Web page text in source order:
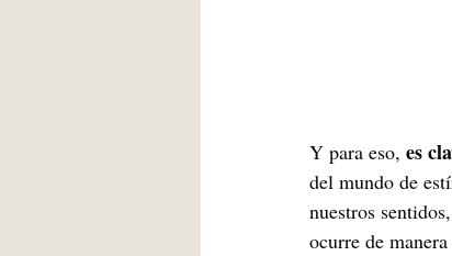
Y para eso, es
del mundo de
nuestros
ocurre de